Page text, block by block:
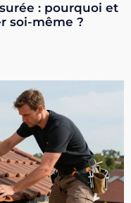
: pourquoi et
soi-même ?